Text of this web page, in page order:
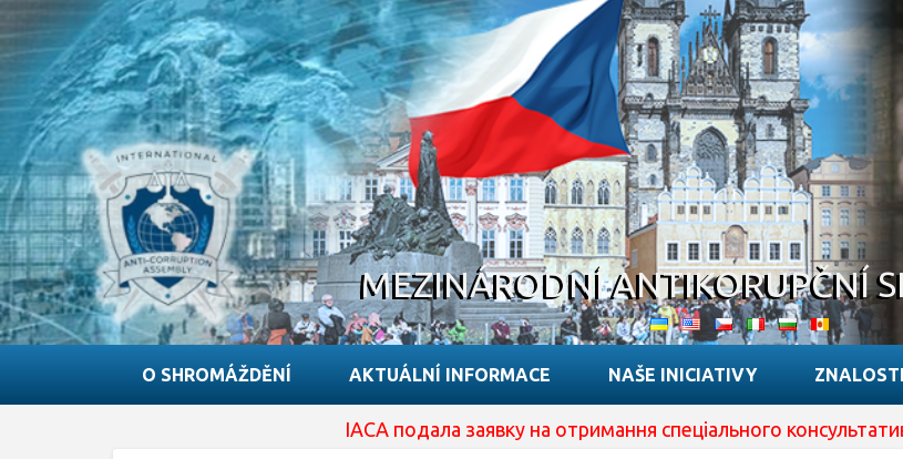
MEZINÁRODNÍ ANTIKORUPČNÍ
O SHROMÁŽDĚNÍ AKTUÁLNÍ INFORMACE NAŠE INICIATIVY
IACA подала заявку на отримання спеціального консультативного